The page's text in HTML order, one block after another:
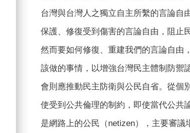
台灣與台灣人之獨立自主所繫的言論自
保護、修復受到傷害的言論自由，阻止
然而要如何修復、重建我們的言論自由
該做的事情，以增強台灣民主體制防禦
會則應推動民主防衛與公民自省。從個
使受到公共倫理的制約，即使當代公共
是網路上的公民（netizen），主要審